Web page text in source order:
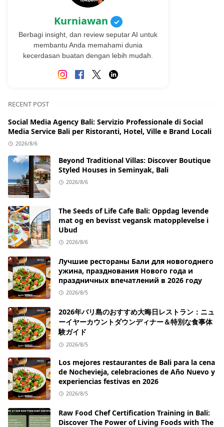
Kurniawan ✓
Berbagi insight, dan review seputar AI untuk
membantu Anda memahami dunia
kecerdasan buatan dengan lebih mudah.
RECENT POST
Social Media Agency Bali: Servizio Professionale di Social
Media Service Bali per Ristoranti, Hotel, Ville e Brand Locali
2026/8/6
Beyond Traditional Villas: Discover Boutique
Styled Houses in Seminyak, Bali
2026/8/6
The Seeds of Life Cafe Bali: Oppdag levende
mat og en bevisst vegansk matopplevelse i
Ubud
2026/8/6
Лучшие рестораны Бали для новогоднего
ужина, празднования Нового года и
праздничных впечатлений в 2026 году
2026/8/5
2026年バリ島のおすすめ大晦日レストラン：ニュ
ーイヤーカウントダウンディナー＆特別な食事体
験ガイド
2026/8/5
Los mejores restaurantes de Bali para la cena
de Nochevieja, celebraciones de Año Nuevo y
experiencias festivas en 2026
2026/8/5
Raw Food Chef Certification Training in Bali:
Discover The Power of Living Foods with The